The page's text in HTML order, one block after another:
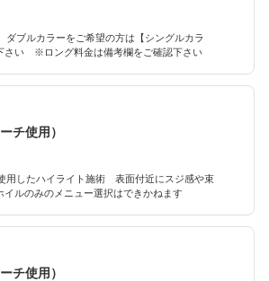
ブルカラーをご希望の方は【シングルカラ
さい ※ロング料金は備考欄をご確認下さい
チ使用）
用したハイライト施術 表面付近にスジ感や束
ルのみのメニュー選択はできかねます
チ使用）